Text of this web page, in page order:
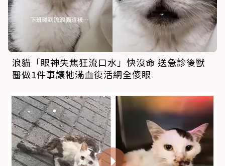
浪貓「眼神失焦狂流口水」快沒命 送急診後獸
醫做1件事讓牠滿血復活網全傻眼